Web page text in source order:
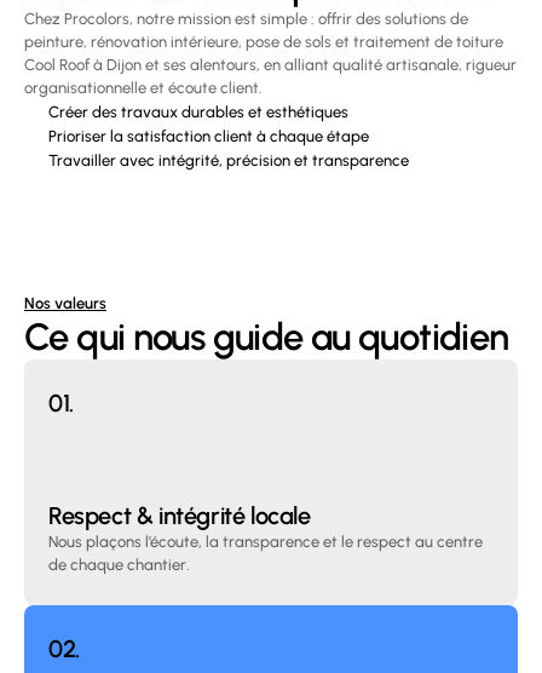
Chez Procolors, notre mission est simple : offrir des solutions de
peinture, rénovation intérieure, pose de sols et traitement de toiture
Cool Roof à Dijon et ses alentours, en alliant qualité artisanale, rigueur
organisationnelle et écoute client.
Créer des travaux durables et esthétiques
Prioriser la satisfaction client à chaque étape
Travailler avec intégrité, précision et transparence
Nos valeurs
Ce qui nous guide au quotidien
01.
Respect & intégrité locale
Nous plaçons l’écoute, la transparence et le respect au centre
de chaque chantier.
02.